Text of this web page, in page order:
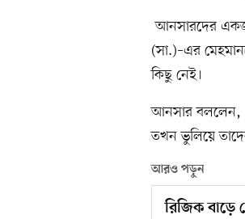
আনসারদের
(সা.)–এর
কিছু নেই।
আনসার বললেন,
তখন ভুলিয়ে
আরও পড়ুন
রিজিক বাড়ে